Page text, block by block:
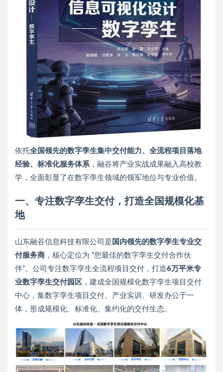
依托全国领先的数字孪生集中交付能力、全流程项目落地
经验、标准化服务体系，融谷将产业实战成果融入高校教
学，全面彰显了在数字孪生领域的领军地位与专业价值。
一、专注数字孪生交付，打造全国规模化基
地
山东融谷信息科技有限公司是 国内领先的数字孪生专业交
付服务商 ，核心定位为 “您最佳的数字孪生交付合作伙
伴”。公司专注数字孪生全流程项目交付，打造6万平米专
业数字孪生交付园区 ，建成全国规模化数字孪生项目交付
中心，集数字孪生项目交付、产业实训、研发办公于一
体，形成规模化、标准化、集约化的交付生态。